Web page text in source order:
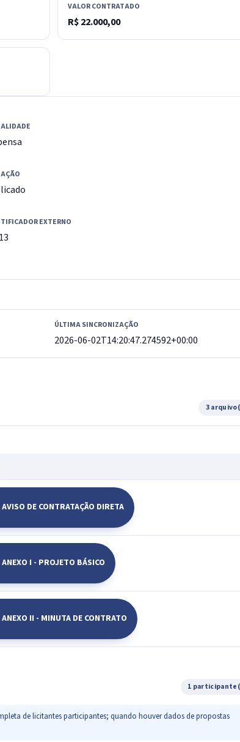
VALOR CONTRATADO
R$ 22.000,00
EXTERNO
ÚLTIMA SINCRONIZAÇÃO
2026-06-02T14:20:47.274592+00:00
3
DE CONTRATAÇÃO DIRETA
I - PROJETO BÁSICO
II - MINUTA DE CONTRATO
1
de licitantes participantes; quando houver dados de propostas